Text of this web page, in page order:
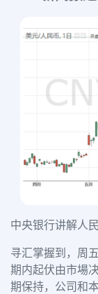
中央银行讲解人
寻汇掌握到，周
期内起伏由市場
期保持，公司和